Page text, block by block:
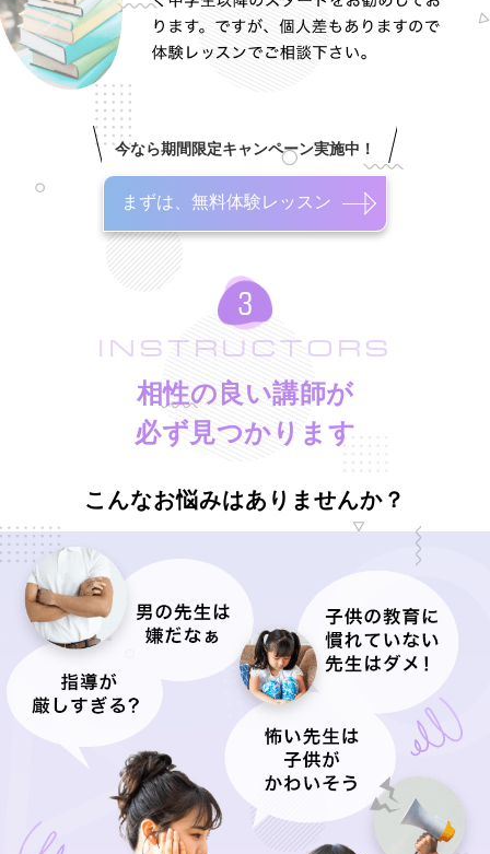
今なら期間限定キャンペーン実施中！
まずは、無料体験レッスン
INSTRUCTORS
相性の良い講師が
必ず見つかります
こんなお悩みはありませんか？